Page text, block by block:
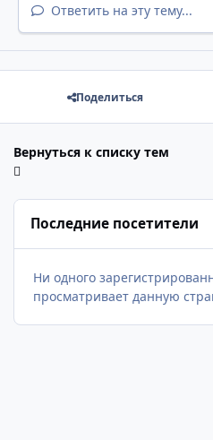
Ответить на эту тему...
Поделиться
Вернуться к списку тем
Последние посетители
Ни одного
просматривает данную